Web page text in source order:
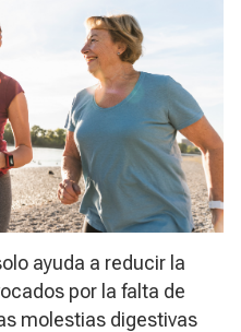
ayuda a reducir la
por la falta de
molestias digestivas